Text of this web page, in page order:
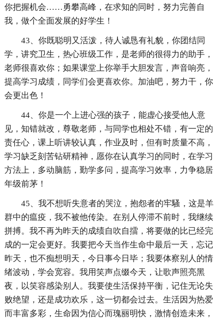
你把握机会……勇攀高峰，在求知的同时，努力完善自
我，做个全面发展的好学生！
43、你既聪明又活泼，待人诚恳有礼貌，你团结同
学，讲究卫生，热心班级工作，是老师的很得力的助手，
老师很喜欢你；如果课堂上你举手大胆发言，声音响亮，
提高学习成绩，同学们会更喜欢你。加油吧，努力干，你
会更出色！
44、你是一个上进心强的孩子，能虚心接受他人意
见，知错就改，尊敬老师，与同学也相处不错，有一定的
责任心，课上听讲较认真，作业及时，但有时质量不高，
学习缺乏刻苦钻研精神，愿你在认真学习的同时，在学习
方法上，多动脑筋，勤学多问，提高学习效率，力争稳居
年级前茅！
45、我不想听失意者的哭泣，抱怨者的牢騷，这是羊
群中的瘟疫，我不被他传染。在别人停滞不前时，我继续
拼搏。我不再为昨天的成绩自吹自擂，将要做的比已经完
成的一定会更好。我要把今天当作生命中最后一天，忘记
昨天，也不痴想明天，今日事今日毕；我要体察别人的情
绪波动，学会宽容。我用笑声点缀今天，让歌声照亮黑
夜，以笑容感染别人。我要使生活保持平衡，记住无论失
败绝望，还是成功欢乐，这一切都会过去。生活因为热爱
而丰富多彩，生命因为信心而瑰丽明快，激情创造未来，